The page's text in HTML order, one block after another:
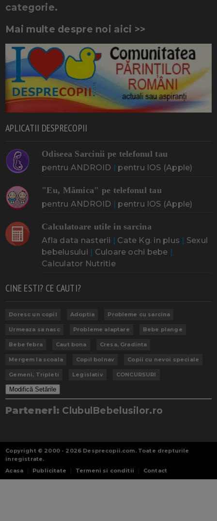
categorie.
Mai multe despre noi aici >>
APLICATII DESPRECOPII
Odiseea Sarcinii pe telefonul tau
pentru ANDROID | pentru IOS (Apple)
"Eu, Mămica" pe telefonul tau
pentru ANDROID | pentru IOS (Apple)
Calculatoare utile in sarcina
Afla data nasterii | Cate Kg. in plus | Sexul
bebelusului | Culoare ochi bebe |
Calculator Nutritie
CINE ESTI? CE CAUTI?
Doresc un copil Adoptia Probleme cu sarcina
Urmeaza sa nasc Probleme alaptare Bebe plange
Bebe febra Caut bona Cresa, Gradinta
Mergem la scoala Copil bolnav Copii cu nevoi speciale
Gemeni, Tripleti Legislativ CONCURSURI
Modifică Setările
Parteneri: ClubulBebelusilor.ro
Copyright © 2000 - 2026 Desprecopii.com. Toate drepturile
inregistrate.
Acasa
Publicitate Termeni si conditii Contact